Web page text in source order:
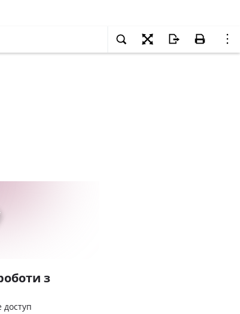
з
доступ